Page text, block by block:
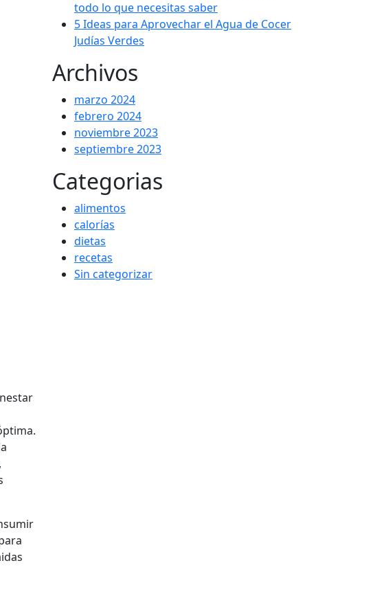
todo lo que necesitas saber
5 Ideas para Aprovechar el Agua de Cocer
Judías Verdes
Archivos
marzo 2024
febrero 2024
noviembre 2023
septiembre 2023
Categorias
alimentos
calorías
dietas
recetas
Sin categorizar